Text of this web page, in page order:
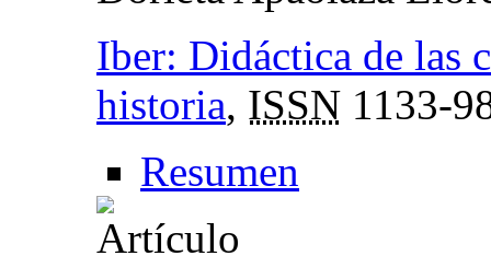
Iber: Didáctica de las
historia, ISSN 1133-
Resumen